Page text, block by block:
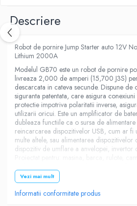
Descriere
Robot de pornire Jump Starter auto 12V
Lithium 2000A
Modelul GB70 este un robot de pornire
livreaza 2,000 de amperi (15,700 J3S)
descarcata in cateva secunde. Dispune
siguranta patentata, care asigura conexiuni
protectie impotriva polaritatii inverse,
utilizarii oricui. Este un amplificator de
dubleaza functiile ca o sursa de
reincarcarea dispozitivelor USB, cum ar fi
multe altele, sau alimentarea
dispozitiv de umflare a anvelopei, invertor
6 litri.
Iesirea port integrat USB 2.1A poate sa
dispozitivele USB, cum ar fi smartphone-
Vezi mai mult
Informatii conformitate produs